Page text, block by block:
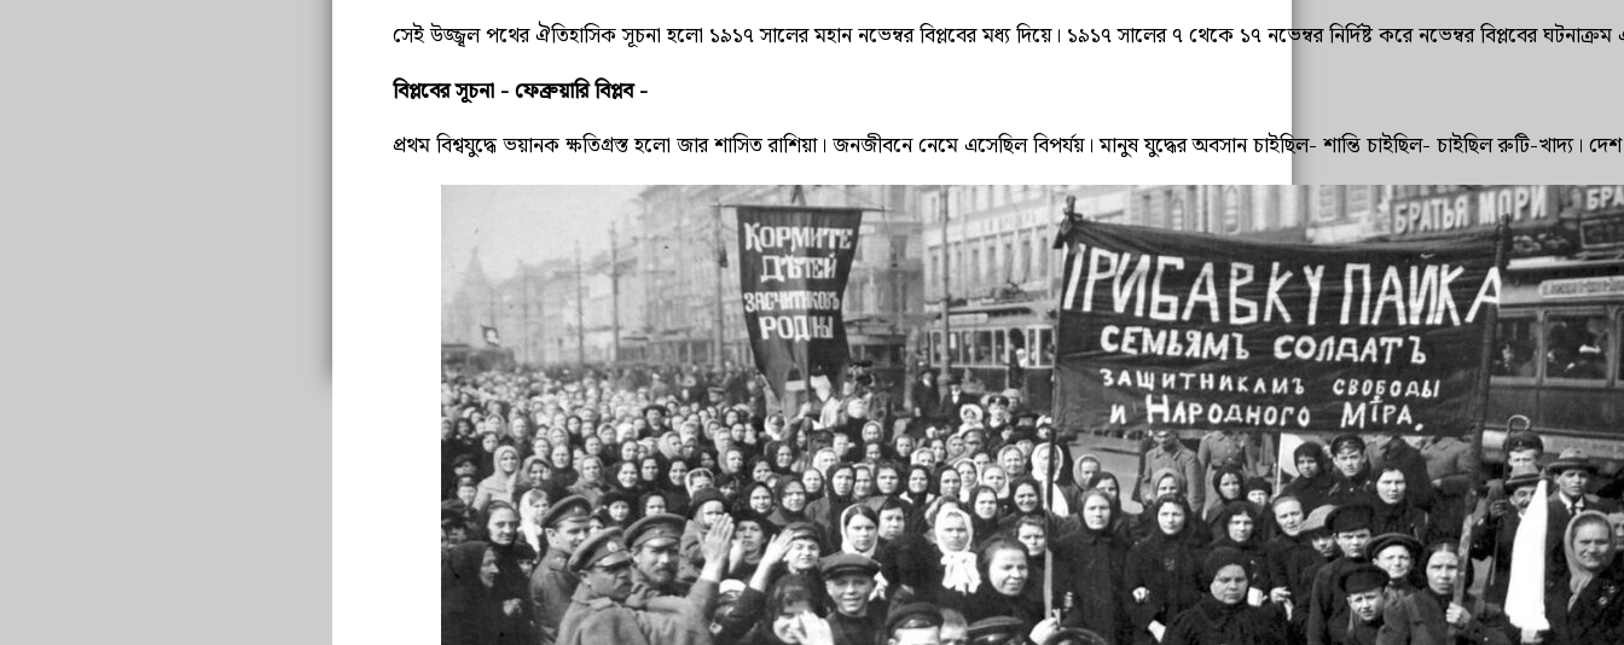
সেই উজ্জ্বল পথের ঐতিহাসিক সূচনা হলো ১৯১৭ সালের মহান নভেম্বর বিপ্লবের মধ্য দিয়ে। ১৯১৭ সালের ৭ থেকে ১৭ নভেম্বর নির্দিষ্ট করে নভেম্বর বিপ্লবের
বিপ্লবের সূচনা - ফেব্রুয়ারি বিপ্লব -
প্রথম বিশ্বযুদ্ধে ভয়ানক ক্ষতিগ্রস্ত হলো জার শাসিত রাশিয়া। জনজীবনে নেমে এসেছিল বিপর্যয়। মানুষ যুদ্ধের অবসান চাইছিল- শান্তি চাইছিল- চাইছিল রুটি-খাদ্য।